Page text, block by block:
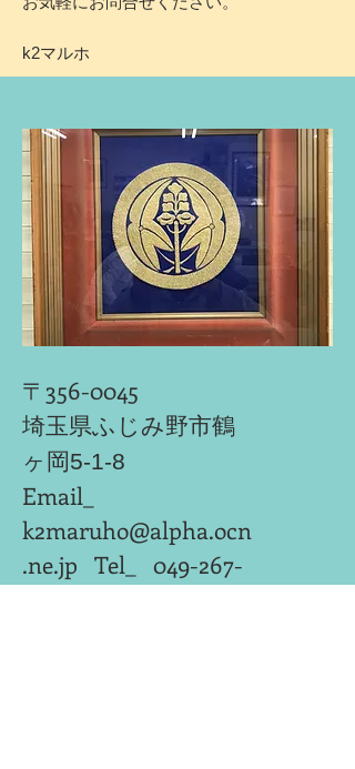
k2マルホ
〒356-0045
埼玉県ふじみ野市鶴
ヶ岡5-1-8
Email_
k2maruho@alpha.ocn
.ne.jp Tel_ 049-267-